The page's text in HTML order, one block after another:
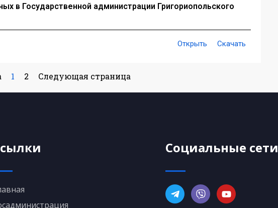
в Государственной администрации Григориопольского
Открыть Скачать
1 2 Следующая страница
Социальные сети